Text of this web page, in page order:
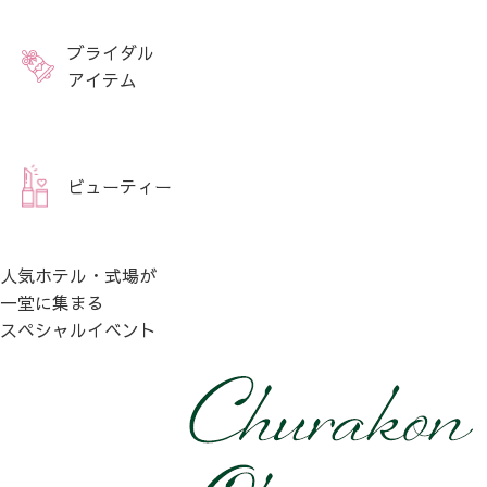
ブライダル
アイテム
ビューティー
人気ホテル・式場が
一堂に集まる
スペシャルイベント